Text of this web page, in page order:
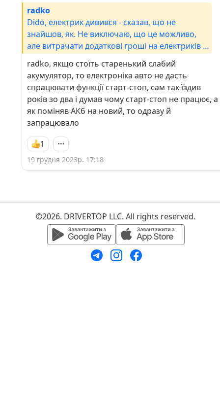
radko
Dido, електрик дивився - сказав, що не
знайшов, як. Не виключаю, що це можливо,
але витрачати додаткові гроші на електриків -
radko, якщо стоїть старенький слабий
акумулятор, то електроніка авто не дасть
спрацювати функції старт-стоп, сам так їздив
років зо два і думав чому старт-стоп не працює, а
як поміняв АКб на новий, то одразу й
запрацювало
1
19 грудня 2023р. 17:18
©2026. DRIVERTOP LLC. All rights reserved.